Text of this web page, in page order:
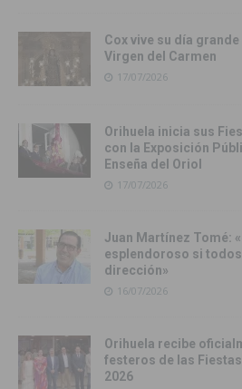
Cox vive su día
Virgen del Carmen
17/07/2026
Orihuela inicia sus
con la Exposición
Enseña del Oriol
17/07/2026
Juan Martínez Tomé:
esplendoroso si
dirección»
16/07/2026
Orihuela recibe
festeros de las
2026